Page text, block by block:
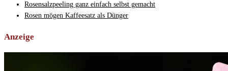
Rosensalzpeeling ganz einfach selbst gemacht
Rosen mögen Kaffeesatz als Dünger
Anzeige